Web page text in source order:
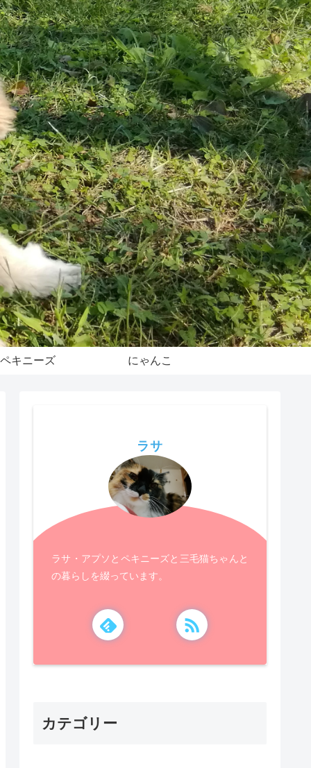
ペキニーズ にゃんこ
ラサ
ラサ・アプソとペキニーズと三毛猫ちゃんと
の暮らしを綴っています。
カテゴリー